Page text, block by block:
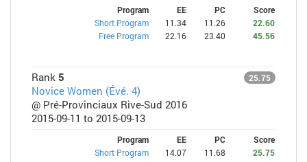
Program EE PC
Score
Short Program
11.34 11.26
22.60
Free Program
22.16 23.40 45.56
Rank 5 25.75
Novice Women (Évé. 4)
@ Pré-Provinciaux Rive-Sud 2016
2015-09-11 to 2015-09-13
Program EE PC
Score
Short Program
14.07 11.68 25.75